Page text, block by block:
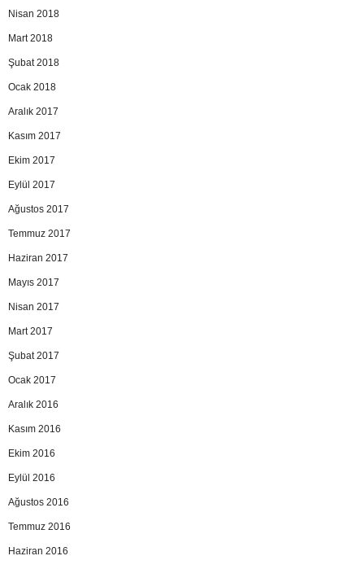
Nisan 2018
Mart 2018
Şubat 2018
Ocak 2018
Aralık 2017
Kasım 2017
Ekim 2017
Eylül 2017
Ağustos 2017
Temmuz 2017
Haziran 2017
Mayıs 2017
Nisan 2017
Mart 2017
Şubat 2017
Ocak 2017
Aralık 2016
Kasım 2016
Ekim 2016
Eylül 2016
Ağustos 2016
Temmuz 2016
Haziran 2016